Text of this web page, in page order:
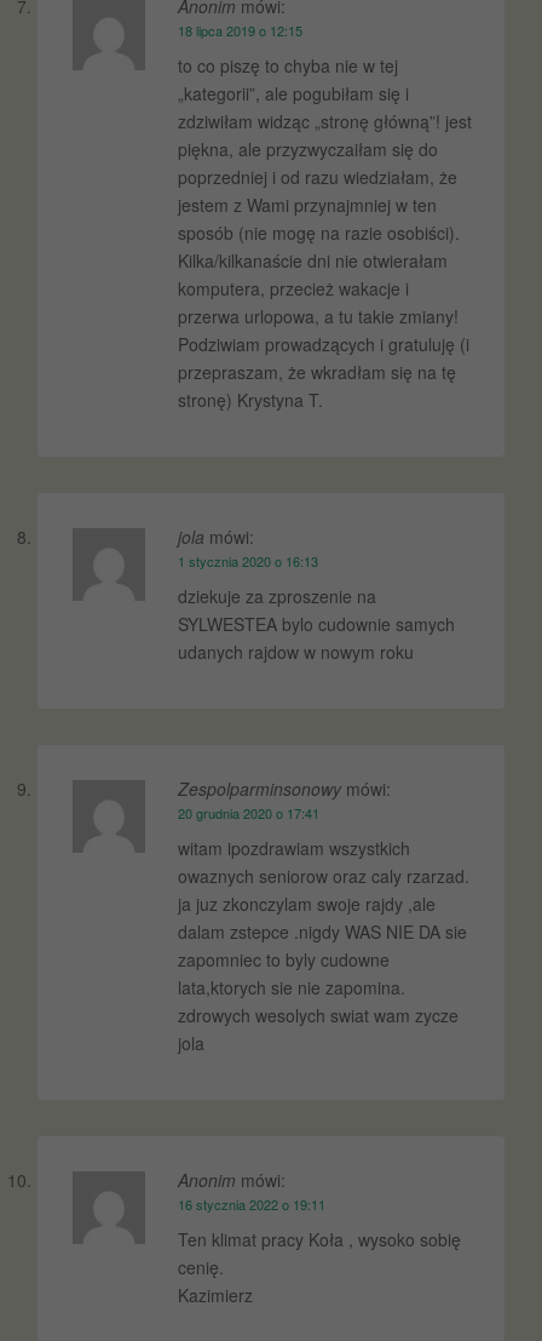
Anonim mówi:
18 lipca 2019 o 12:15
to co piszę to chyba nie w tej
„kategorii”, ale pogubiłam się i
zdziwiłam widząc „stronę główną”! jest
piękna, ale przyzwyczaiłam się do
poprzedniej i od razu wiedziałam, że
jestem z Wami przynajmniej w ten
sposób (nie mogę na razie osobiści).
Kilka/kilkanaście dni nie otwierałam
komputera, przecież wakacje i
przerwa urlopowa, a tu takie zmiany!
Podziwiam prowadzących i gratuluję (i
przepraszam, że wkradłam się na tę
stronę) Krystyna T.
jola mówi:
1 stycznia 2020 o 16:13
dziekuje za zproszenie na
SYLWESTEA bylo cudownie samych
udanych rajdow w nowym roku
Zespolparminsonowy mówi:
20 grudnia 2020 o 17:41
witam ipozdrawiam wszystkich
owaznych seniorow oraz caly rzarzad.
ja juz zkonczylam swoje rajdy ,ale
dalam zstepce .nigdy WAS NIE DA sie
zapomniec to byly cudowne
lata,ktorych sie nie zapomina.
zdrowych wesolych swiat wam zycze
jola
Anonim mówi:
16 stycznia 2022 o 19:11
Ten klimat pracy Koła , wysoko sobię
cenię.
Kazimierz